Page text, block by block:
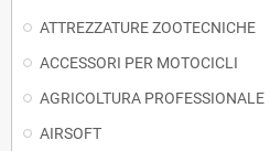
ATTREZZATURE ZOOTECNICHE
ACCESSORI PER MOTOCICLI
AGRICOLTURA PROFESSIONALE
AIRSOFT